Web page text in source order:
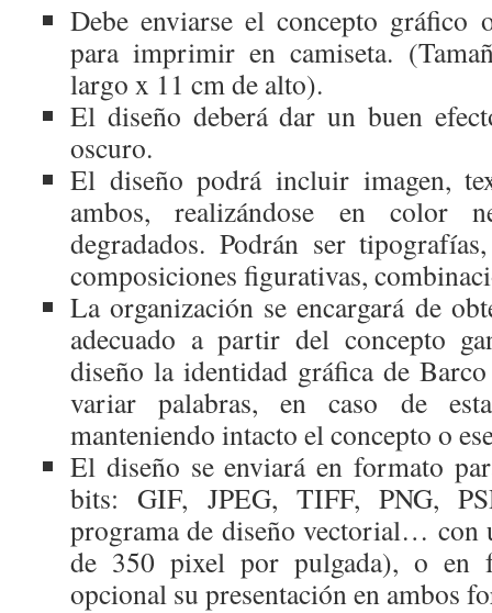
Debe enviarse el concepto gráfico
para imprimir en camiseta.
largo x 11 cm de alto).
El diseño deberá dar un buen
oscuro.
El diseño podrá incluir imagen,
ambos, realizándose en color
degradados. Podrán ser
composiciones figurativas,
La organización se encargará de
adecuado a partir del concepto
diseño la identidad gráfica de
variar palabras, en caso de
manteniendo intacto el concepto o
El diseño se enviará en formato
bits: GIF, JPEG, TIFF, PNG,
programa de diseño vectorial… con
de 350 pixel por pulgada), o en
opcional su presentación en ambos